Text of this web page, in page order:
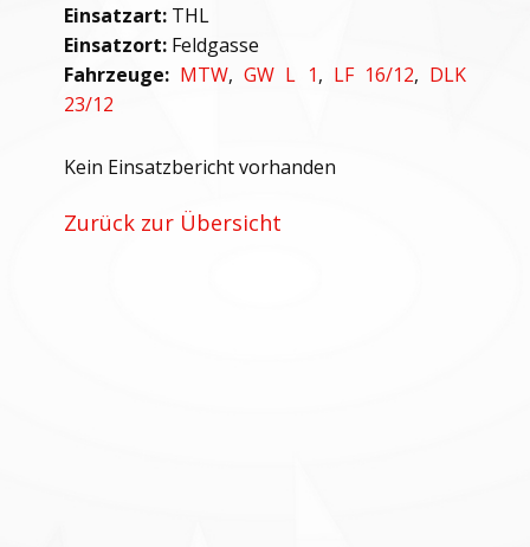
Einsatzart: THL
Einsatzort: Feldgasse
Fahrzeuge: MTW,GW L 1, LF 16/12, DLK
23/12
Kein Einsatzbericht vorhanden
Zurück zur Übersicht